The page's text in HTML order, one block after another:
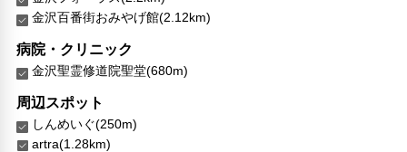
金沢百番街おみやげ館(2.12km)
病院・クリニック
金沢聖霊修道院聖堂(680m)
周辺スポット
しんめいぐ(250m)
artra(1.28km)